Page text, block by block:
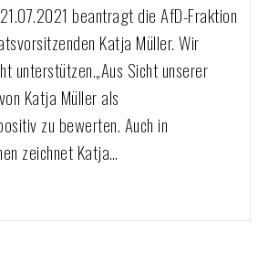
beantragt die AfD-Fraktion
Katja Müller. Wir
unterstützen.„Aus Sicht unserer
Katja Müller als
zu bewerten. Auch in
zeichnet Katja…